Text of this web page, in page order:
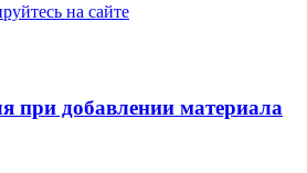
на сайте
при добавлении материала